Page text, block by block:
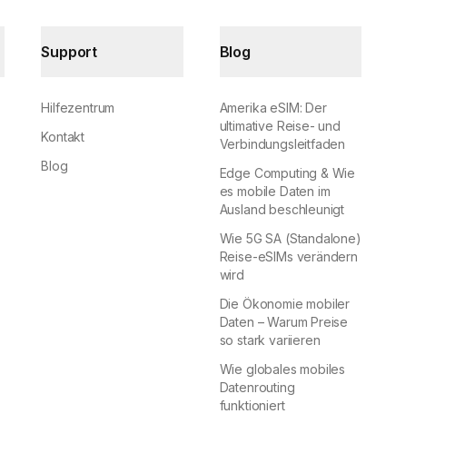
Support
Hilfezentrum
Kontakt
Blog
Blog
Amerika eSIM: Der
ultimative Reise- und
Verbindungsleitfaden
Edge Computing & Wie
es mobile Daten im
Ausland beschleunigt
Wie 5G SA (Standalone)
Reise-eSIMs verändern
wird
Die Ökonomie mobiler
Daten – Warum Preise
so stark variieren
Wie globales mobiles
Datenrouting
funktioniert